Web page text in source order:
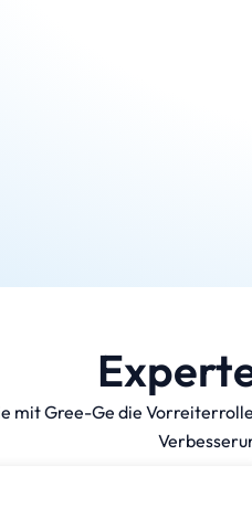
mit Gree-Ge die